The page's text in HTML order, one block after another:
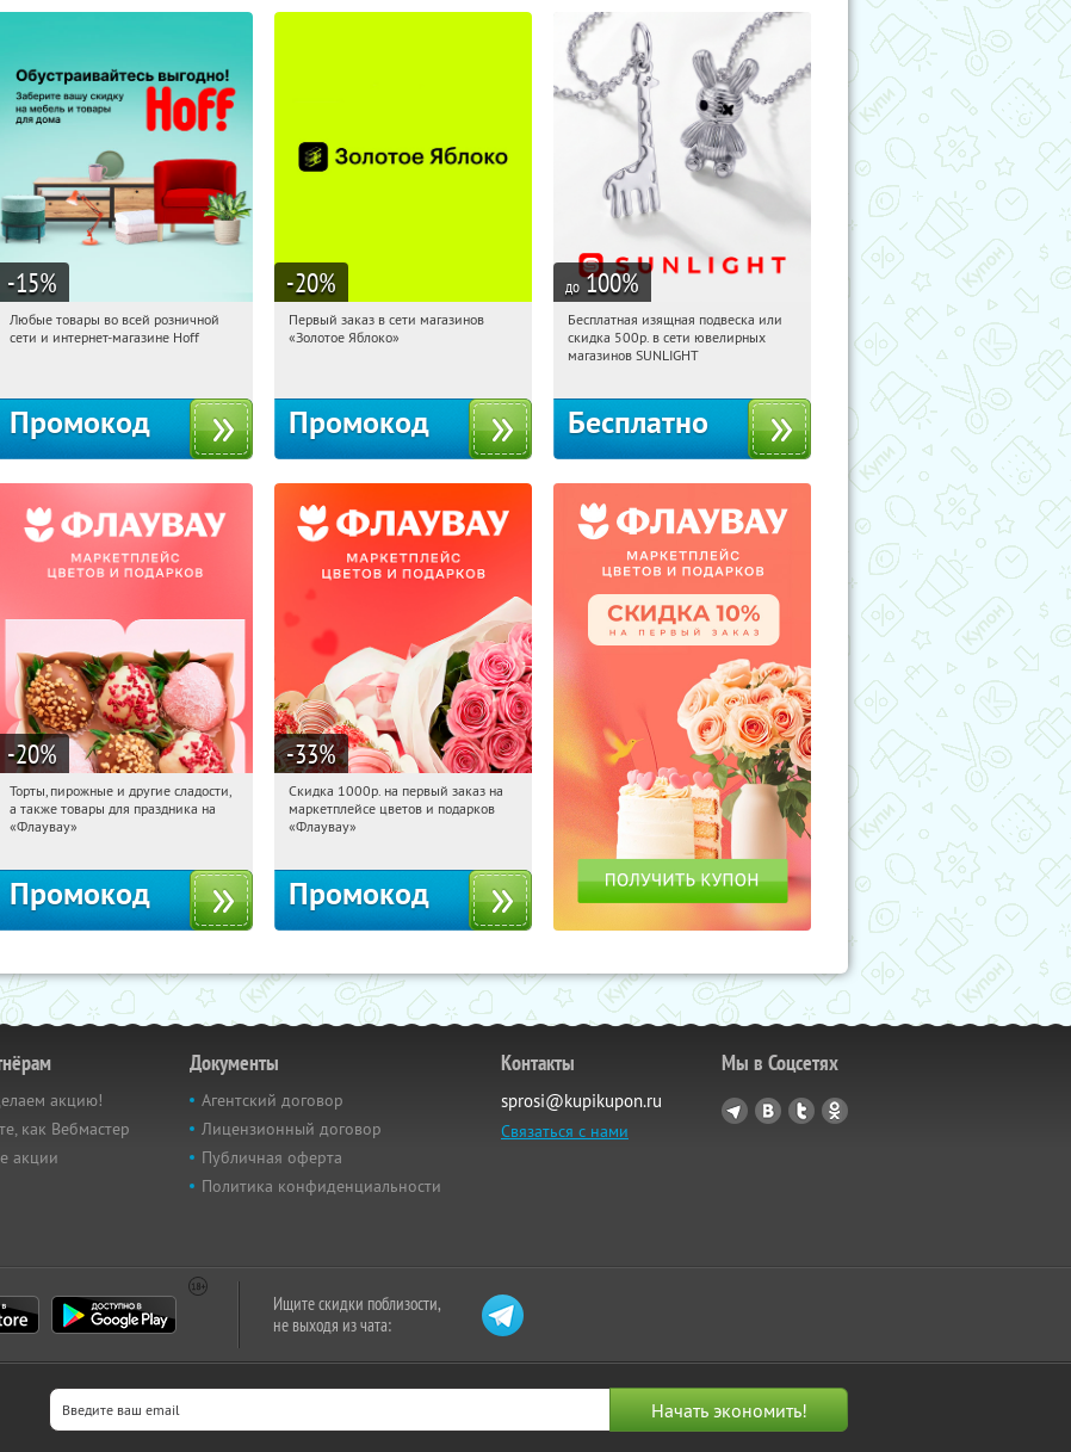
-15%
07:56:07 Получили:
Любые товары во всей розничной
сети и интернет-магазине Hoff
Промокод
-20%
07:56:07
Получи первым!
Первый заказ в сети магазинов
«Золотое Яблоко»
Промокод
до 100%
07:56:07 Получили:
Россия
Бесплатная изящная подвеска или
скидка 500р. в сети ювелирных
магазинов SUNLIGHT
Бесплатно
-20%
07:56:07 Получили:
Россия
Торты, пирожные и другие сладости,
а также товары для праздника на
«Флаувау»
Промокод
-33%
07:56:07 Получили:
Россия
Скидка 1000р. на первый заказ на
маркетплейсе цветов и подарков
«Флаувау»
Промокод
акцию!
как Вебмастер
акции
Документы
Агентский договор
Лицензионный договор
Публичная оферта
Политика конфиденциальности
Контакты
sprosi@kupikupon.ru
Связаться с нами
Мы в Соцсетях
Ищите скидки поблизости,
не выходя из чата: